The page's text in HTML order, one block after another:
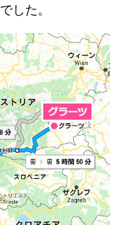
した。